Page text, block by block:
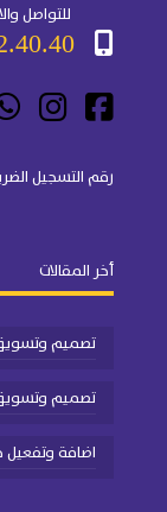
للتواصل
رقم التسجيل الضريبي :
أخر المقالات
تصميم
تصميم
اضافة وتفعيل